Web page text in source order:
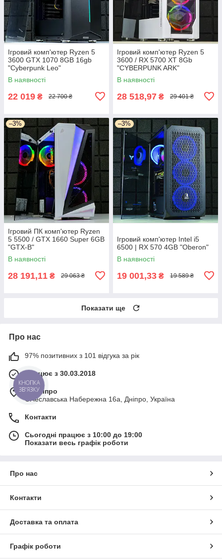
Ігровий комп'ютер Ryzen 5
3600 GTX 1070 8GB 16gb
"Cyberpunk Leo"
В наявності
22 019 ₴ 22 700 ₴
Ігровий комп'ютер Ryzen 5
3600 / RX 5700 XT 8Gb
"CYBERPUNK ARK"
В наявності
28 518,97 ₴ 29 401 ₴
–3%
Ігровий ПК комп'ютер Ryzen
5 5500 / GTX 1660 Super 6GB
"GTX-B"
В наявності
28 191,11 ₴ 29 063 ₴
–3%
Ігровий комп'ютер Intel i5
6500 | RX 570 4GB "Oberon"
В наявності
19 001,33 ₴ 19 589 ₴
Показати ще
Про нас
97% позитивних з 101 відгука за рік
Працює з 30.03.2018
м. Дніпро
Січеславська Набережна 16а, Дніпро, Україна
Контакти
Сьогодні працює з 10:00 до 19:00
Показати весь графік роботи
Про нас
Контакти
Доставка та оплата
Графік роботи
КНОПКА
ЗВ'ЯЗКУ